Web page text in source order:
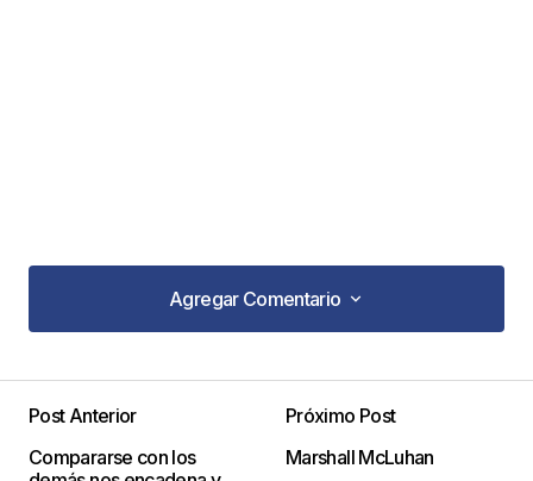
Agregar Comentario
Agregar Comentario
publicada. Los campos obligatorios están
Post Anterior
Compararse con los
Próximo Post
Marshall McLuhan